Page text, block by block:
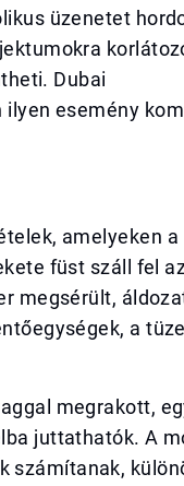
üzenetet
Dubai
ilyen esemény
amelyeken a
füst száll fel
megsérült,
a
megrakott,
juttathatók. A
számítanak,